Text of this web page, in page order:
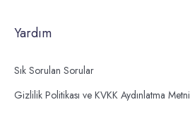
Yardım
Sık Sorulan Sorular
Gizlilik Politikası ve KVKK Aydınlatma Metni